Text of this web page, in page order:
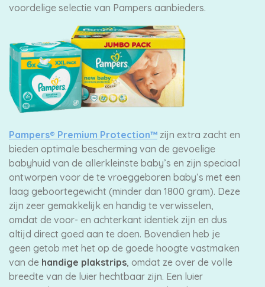
voordelige selectie van Pampers aanbieders.
Pampers® Premium Protection™ zijn extra zacht en
bieden optimale bescherming van de gevoelige
babyhuid van de allerkleinste baby’s en zijn speciaal
ontworpen voor de te vroeggeboren baby’s met een
laag geboortegewicht (minder dan 1800 gram). Deze
zijn zeer gemakkelijk en handig te verwisselen,
omdat de voor- en achterkant identiek zijn en dus
altijd direct goed aan te doen. Bovendien heb je
geen getob met het op de goede hoogte vastmaken
van de handige plakstrips , omdat ze over de volle
breedte van de luier hechtbaar zijn. Een luier